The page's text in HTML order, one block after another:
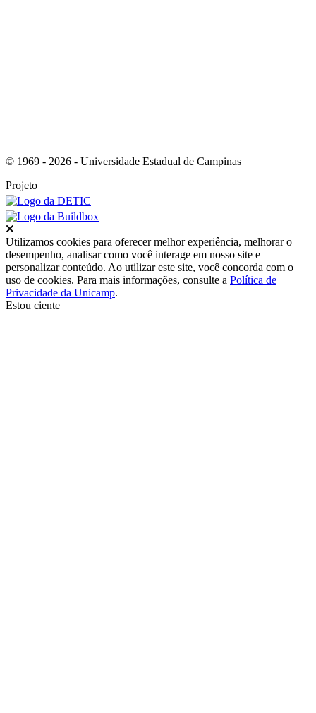
© 1969 - 2026 - Universidade Estadual de Campinas
Projeto
Utilizamos cookies para oferecer melhor experiência, melhorar o
desempenho, analisar como você interage em nosso site e
personalizar conteúdo. Ao utilizar este site, você concorda com o
uso de cookies. Para mais informações, consulte a Política de
Privacidade da Unicamp.
Estou ciente